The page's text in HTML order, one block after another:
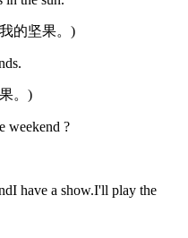
的坚果。)
。)
weekend ?
have a show.I'll play the